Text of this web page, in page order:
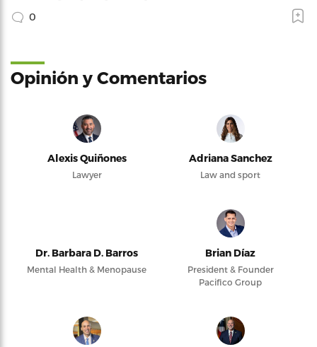
0
Opinión y Comentarios
Alexis Quiñones
Lawyer
Adriana Sanchez
Law and sport
Dr. Barbara D. Barros
Mental Health & Menopause
Brian Díaz
President & Founder
Pacifico Group